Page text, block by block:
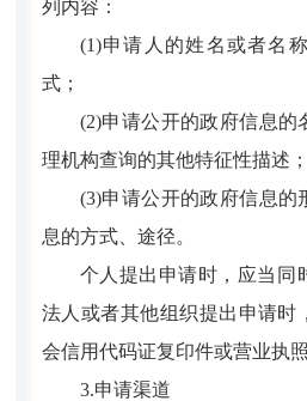
列内容：
(1)申请人的姓名或者名
式；
(2)申请公开的政府信息的
理机构查询的其他特征性描述；
(3)申请公开的政府信息的
息的方式、途径。
个人提出申请时，应当同
法人或者其他组织提出申请时
会信用代码证复印件或营业执照
3.申请渠道